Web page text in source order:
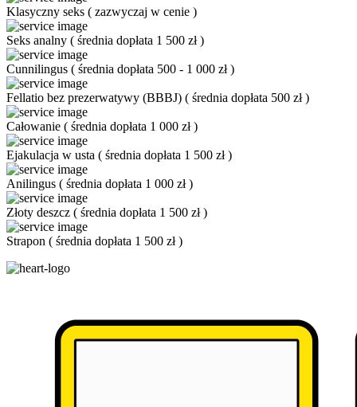
Klasyczny seks ( zazwyczaj w cenie )
Seks analny ( średnia dopłata 1 500 zł)
Cunnilingus ( średnia dopłata 500 - 1 000 zł)
Fellatio bez prezerwatywy (BBBJ) ( średnia dopłata 500 zł)
Całowanie ( średnia dopłata 1 000 zł)
Ejakulacja w usta ( średnia dopłata 1 500 zł)
Anilingus ( średnia dopłata 1 000 zł)
Złoty deszcz ( średnia dopłata 1 500 zł)
Strapon ( średnia dopłata 1 500 zł)